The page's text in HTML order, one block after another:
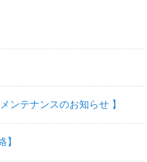
ンテナンスのお知らせ 】
】